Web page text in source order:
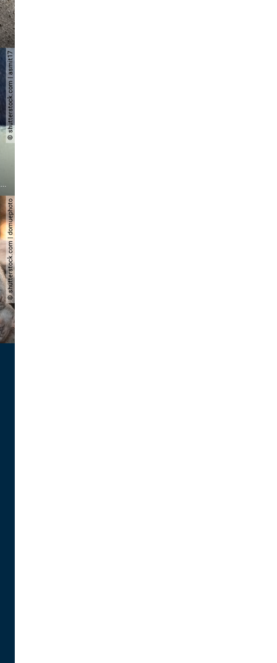
© shutterstock.com | asmit17
nordkoreas sommerliche empfehlungen
© shutterstock.com | domuephoto